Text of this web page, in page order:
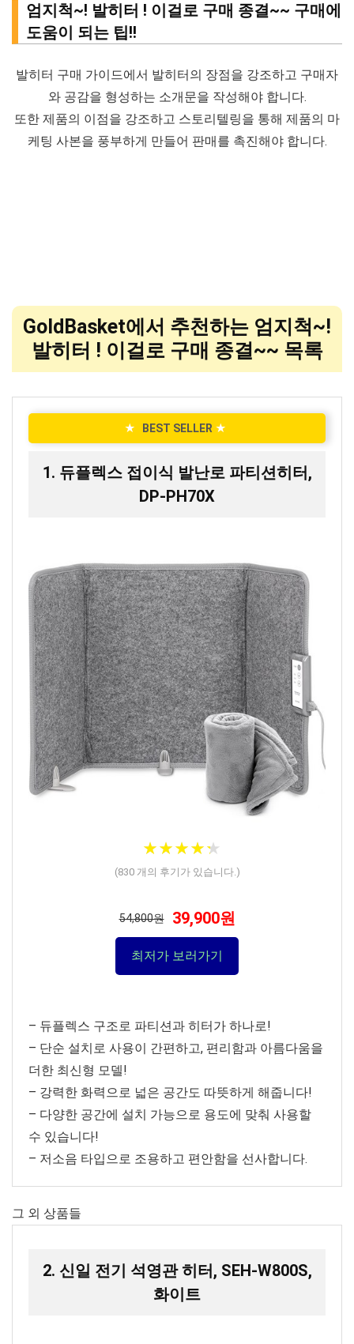
엄지척~! 발히터 ! 이걸로 구매 종결~~ 구매에
도움이 되는 팁!!
발히터 구매 가이드에서 발히터의 장점을 강조하고 구매자
와 공감을 형성하는 소개문을 작성해야 합니다.
또한 제품의 이점을 강조하고 스토리텔링을 통해 제품의 마
케팅 사본을 풍부하게 만들어 판매를 촉진해야 합니다.
GoldBasket에서 추천하는 엄지척~!
발히터 ! 이걸로 구매 종결~~ 목록
★ BEST SELLER ★
1. 듀플렉스 접이식 발난로 파티션히터,
DP-PH70X
★★★★★
★★★★★
(830개의 후기가 있습니다.)
54,800원 39,900원
최저가 보러가기
– 듀플렉스 구조로 파티션과 히터가 하나로!
– 단순 설치로 사용이 간편하고, 편리함과 아름다움을
더한 최신형 모델!
– 강력한 화력으로 넓은 공간도 따뜻하게 해줍니다!
– 다양한 공간에 설치 가능으로 용도에 맞춰 사용할
수 있습니다!
– 저소음 타입으로 조용하고 편안함을 선사합니다.
그 외 상품들
2. 신일 전기 석영관 히터, SEH-W800S,
화이트